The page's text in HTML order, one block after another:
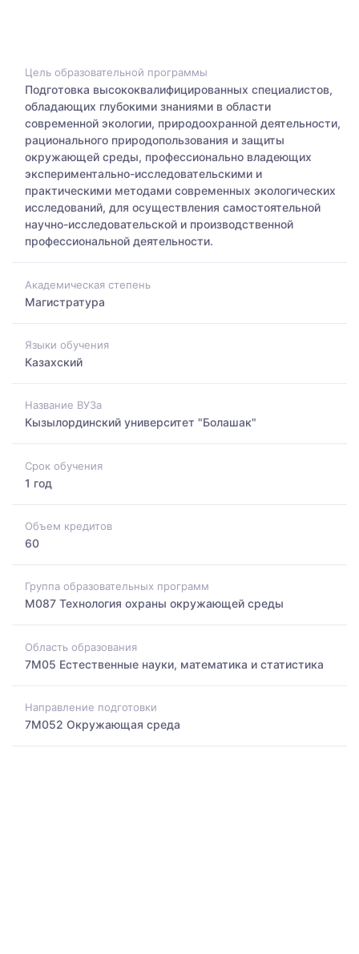
Цель образовательной программы
Подготовка высококвалифицированных специалистов,
обладающих глубокими знаниями в области
современной экологии, природоохранной деятельности,
рационального природопользования и защиты
окружающей среды, профессионально владеющих
экспериментально-исследовательскими и
практическими методами современных экологических
исследований, для осуществления самостоятельной
научно-исследовательской и производственной
профессиональной деятельности.
Академическая степень
Магистратура
Языки обучения
Казахский
Название ВУЗа
Кызылординский университет "Болашак"
Срок обучения
1 год
Объем кредитов
60
Группа образовательных программ
M087 Технология охраны окружающей среды
Область образования
7M05 Естественные науки, математика и статистика
Направление подготовки
7M052 Окружающая среда